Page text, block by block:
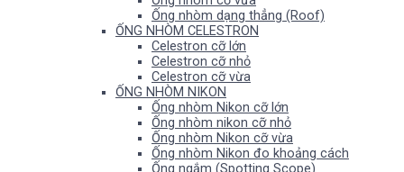
Ống nhòm dạng thẳng (Roof)
ỐNG NHÒM CELESTRON
Celestron cỡ lớn
Celestron cỡ nhỏ
Celestron cỡ vừa
ỐNG NHÒM NIKON
Ống nhòm Nikon cỡ lớn
Ống nhòm nikon cỡ nhỏ
Ống nhòm Nikon cỡ vừa
Ống nhòm Nikon đo khoảng cách
Ống ngắm (Spotting Scope)